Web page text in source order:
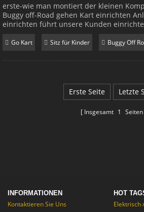
erste-wie man montiert der kleinen
Buggy off-Road gehen Kart einrichten
einrichten führt unsere Kunden
sichere Fahrt zu gewährleisten. 1.
Geben Sie YTX12-BS (12V10Ah), enthält
Go Kart Sitz für Kinder Buggy Off
Erste Seite Letzte
Insgesamt 1 Seiten
INFORMATIONEN
Kontaktieren Sie Uns
HOT
Elektrisch